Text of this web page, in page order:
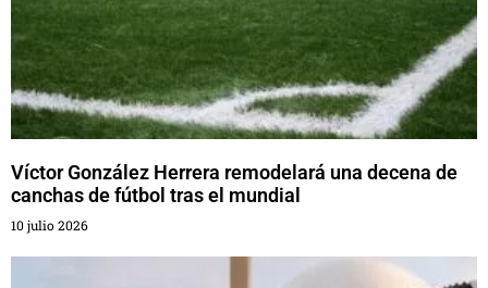
Víctor González Herrera remodelará una decena de
canchas de fútbol tras el mundial
10 julio 2026